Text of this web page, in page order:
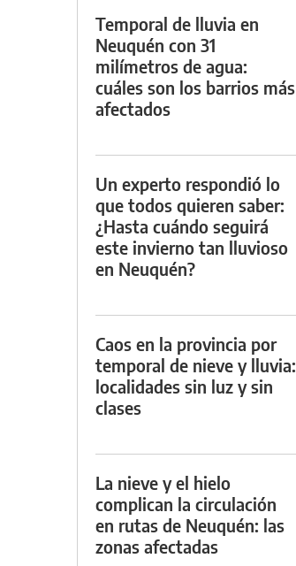
Temporal de lluvia en
Neuquén con 31
milímetros de agua:
cuáles son los barrios más
afectados
Un experto respondió lo
que todos quieren saber:
¿Hasta cuándo seguirá
este invierno tan lluvioso
en Neuquén?
Caos en la provincia por
temporal de nieve y lluvia:
localidades sin luz y sin
clases
La nieve y el hielo
complican la circulación
en rutas de Neuquén: las
zonas afectadas